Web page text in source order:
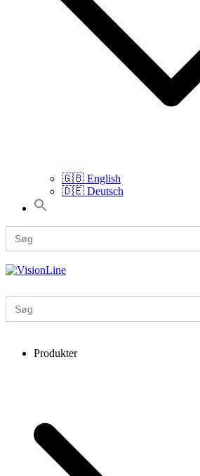
🇬🇧 English
🇩🇪 Deutsch
Search
Search
for:
VisionLine
Search
for:
Produkter